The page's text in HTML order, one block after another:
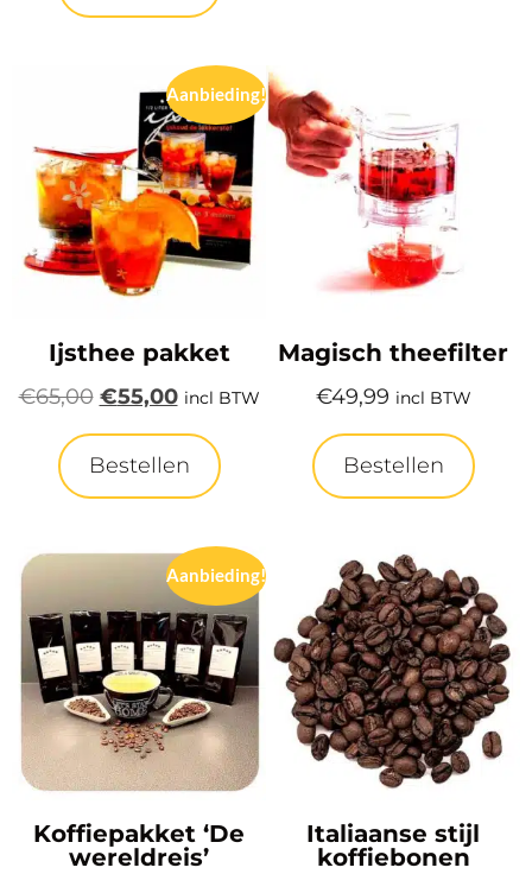
Aanbieding!
Ijsthee pakket
€65,00 €55,00 incl BTW
Bestellen
Magisch theefilter
€49,99 incl BTW
Bestellen
Aanbieding!
Koffiepakket ‘De
wereldreis’
Italiaanse stijl
koffiebonen